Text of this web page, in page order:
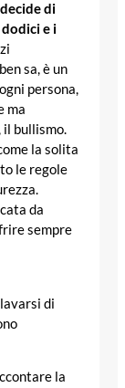
di
e i
sa, è un
persona,
ma
il bullismo.
la solita
le regole
da
sempre
di
la